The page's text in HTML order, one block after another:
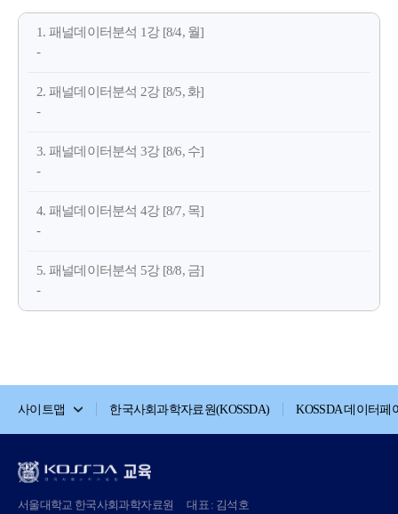
1. 패널데이터분석 1강 [8/4, 월]
-
2. 패널데이터분석 2강 [8/5, 화]
-
3. 패널데이터분석 3강 [8/6, 수]
-
4. 패널데이터분석 4강 [8/7, 목]
-
5. 패널데이터분석 5강 [8/8, 금]
-
사이트맵 한국사회과학자료원(KOSSDA) KOSSDA 데이터페
서울대학교 한국사회과학자료원
대표 : 김석호